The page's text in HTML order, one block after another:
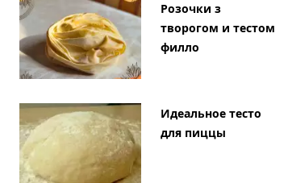
Розочки з
творогом и тестом
филло
Идеальное тесто
для пиццы